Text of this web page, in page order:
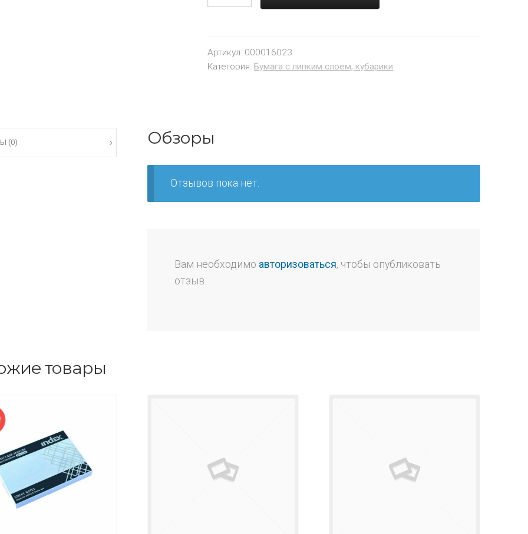
Артикул: 000016023
Категория:Бумага с липким слоем, кубарики
(0) Обзоры
Отзывов пока нет.
Вам необходимо авторизоваться, чтобы опубликовать
отзыв.
товары